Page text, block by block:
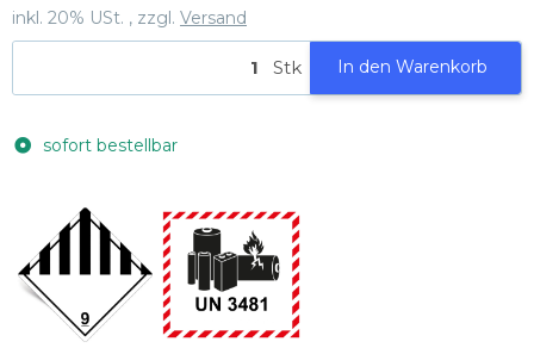
inkl. 20% USt. , zzgl. Versand
Stk In den Warenkorb
sofort bestellbar